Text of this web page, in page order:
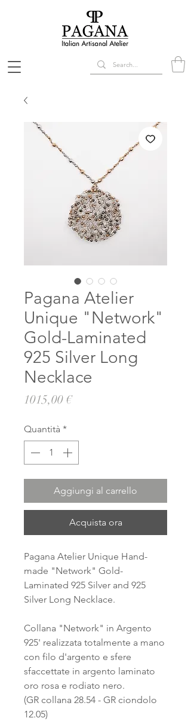
Pagana Atelier
Unique "Network"
Gold-Laminated
925 Silver Long
Necklace
1015,00 €Prezzo
Quantità *
Aggiungi al carrello
Acquista ora
Pagana Atelier Unique Hand-
made "Network" Gold-
Laminated 925 Silver and 925
Silver Long Necklace.
Collana "Network" in Argento
925' realizzata totalmente a mano
con filo d'argento e sfere
sfaccettate in argento laminato
oro rosa e rodiato nero.
(GR collana 28.54 - GR ciondolo
12.05)